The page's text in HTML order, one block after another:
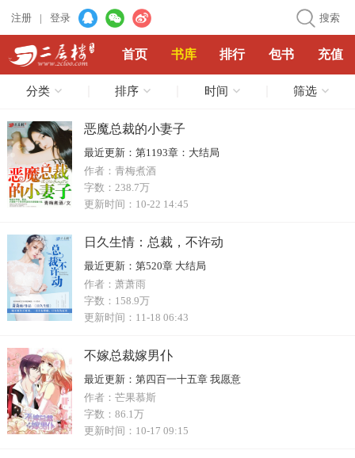
注册 | 登录 搜索
首页 书库 排行 包书 充值
分类 排序 时间 筛选
恶魔总裁的小妻子
最近更新： 第1193章：大结局
作者： 青梅煮酒
字数： 238.7万
更新时间： 10-22 14:45
日久生情：总裁，不许动
最近更新：
第520章 大结局
作者： 萧萧雨
字数： 158.9万
更新时间： 11-18 06:43
不嫁总裁嫁男仆
最近更新： 第四百一十五章 我愿意
作者： 芒果慕斯
字数： 86.1万
更新时间： 10-17 09:15